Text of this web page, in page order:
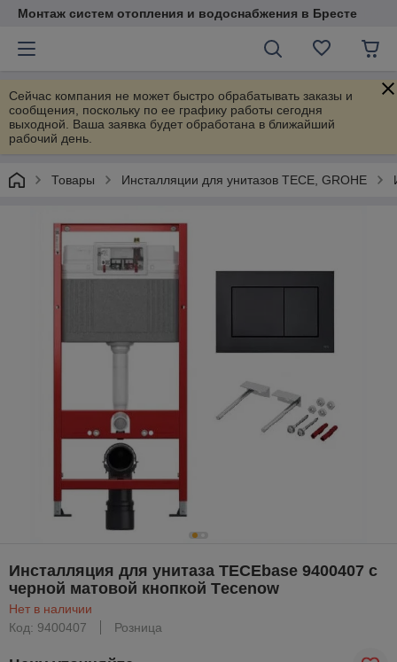
Монтаж систем отопления и водоснабжения в Бресте
Сейчас компания не может быстро обрабатывать заказы и
сообщения, поскольку по ее графику работы сегодня
выходной. Ваша заявка будет обработана в ближайший
рабочий день.
Товары Инсталляции для унитазов TECE, GROHE
Инсталляция для унитаза TЕСЕbase 9400407 с
черной матовой кнопкой Тecenow
Нет в наличии
Код: 9400407
Розница